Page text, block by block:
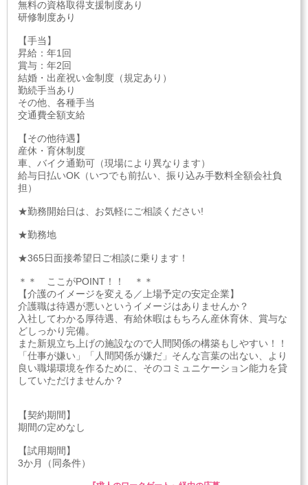
無料の資格取得支援制度あり
研修制度あり
【手当】
昇給：年1回
賞与：年2回
結婚・出産祝い金制度（規定あり）
勤続手当あり
その他、各種手当
交通費全額支給
【その他待遇】
産休・育休制度
車、バイク通勤可（現場により異なります）
給与日払いOK（いつでも前払い、振り込み手数料全額会社負
担）
★勤務開始日は、お気軽にご相談ください!
★勤務地
★365日面接希望日ご相談に乗ります！
＊＊ ここがPOINT！！ ＊＊
【介護のイメージを変える／上場予定の安定企業】
介護職は待遇が悪いというイメージはありませんか？
入社してわかる厚待遇、有給休暇はもちろん産休育休、賞与な
どしっかり完備。
また新規立ち上げの施設なので人間関係の構築もしやすい！！
「仕事が嫌い」「人間関係が嫌だ」そんな言葉の出ない、より
良い職場環境を作るために、そのコミュニケーション能力を貸
していただけませんか？
【契約期間】
期間の定めなし
【試用期間】
3か月（同条件）